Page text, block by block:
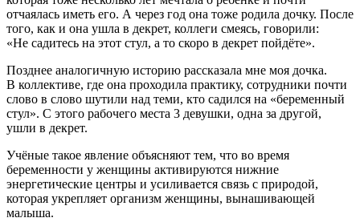
отчаялась иметь его. А через год она тоже родила дочку. После
того, как и она ушла в декрет, коллеги смеясь, говорили:
«Не садитесь на этот стул, а то скоро в декрет пойдёте».
Позднее аналогичную историю рассказала мне моя дочка.
В коллективе, где она проходила практику, сотрудники почти
слово в слово шутили над теми, кто садился на «беременный
стул». С этого рабочего места 3 девушки, одна за другой,
ушли в декрет.
Учёные такое явление объясняют тем, что во время
беременности у женщины активируются нижние
энергетические центры и усиливается связь с природой,
которая укрепляет организм женщины, вынашивающей
малыша.